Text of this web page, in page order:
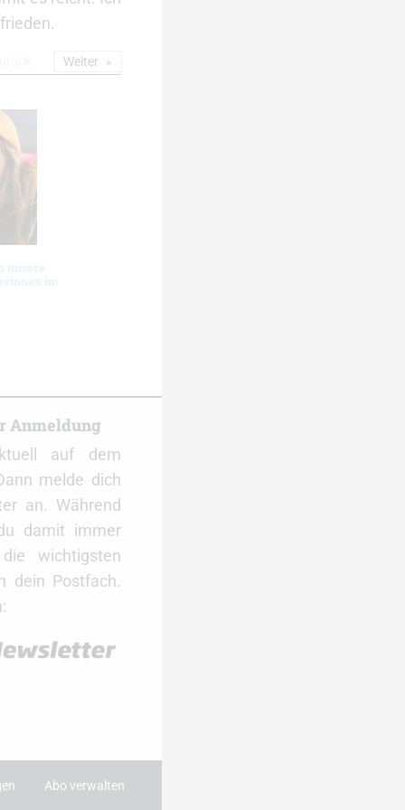
unsere
im
Weiter
Anmeldung
auf dem
melde dich
an. Während
damit immer
wichtigsten
dein Postfach.
Abo verwalten